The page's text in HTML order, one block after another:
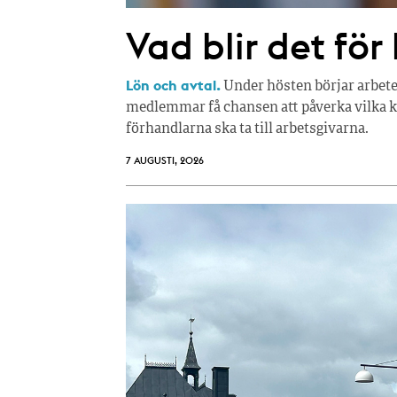
Vad blir det för
Lön och avtal. Under hösten börjar
medlemmar få chansen att påverka vilka
förhandlarna ska ta till arbetsgivarna.
7 AUGUSTI, 2026